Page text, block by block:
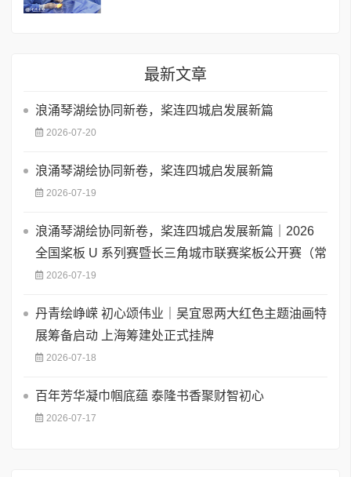
最新文章
浪涌琴湖绘协同新卷，桨连四城启发展新篇
2026-07-20
浪涌琴湖绘协同新卷，桨连四城启发展新篇
2026-07-19
浪涌琴湖绘协同新卷，桨连四城启发展新篇｜2026
全国桨板 U 系列赛暨长三角城市联赛桨板公开赛（常
2026-07-19
丹青绘峥嵘 初心颂伟业｜吴宜恩两大红色主题油画特
展筹备启动 上海筹建处正式挂牌
2026-07-18
百年芳华凝巾帼底蕴 泰隆书香聚财智初心
2026-07-17